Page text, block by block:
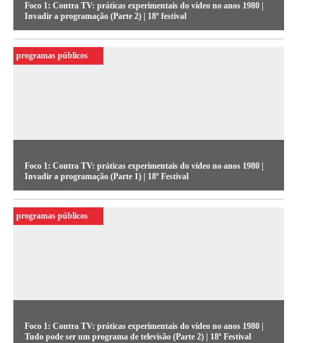
Foco 1: Contra TV: práticas experimentais do vídeo no anos 1980 |
Invadir a programação (Parte 2) | 18º festival
Foco 1: Contra TV: práticas experimentais do vídeo no anos 1980 |
Invadir a programação (Parte 1) | 18º Festival
programas públicos
Foco 1: Contra TV: práticas experimentais do vídeo no anos 1980 |
Tudo pode ser um programa de televisão (Parte 2) | 18º Festival
programas públicos